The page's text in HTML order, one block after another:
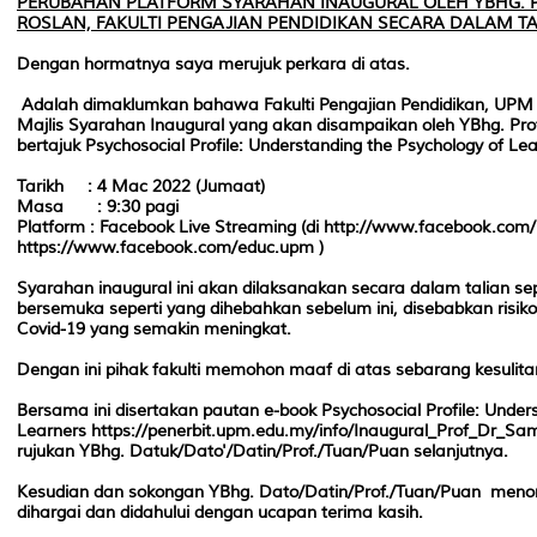
ROSLAN, FAKULTI PENGAJIAN PENDIDIKAN SECARA DALAM
Dengan hormatnya saya merujuk perkara di atas.
Adalah dimaklumkan bahawa Fakulti Pengajian Pendidikan,
Majlis Syarahan Inaugural yang akan disampaikan oleh YBhg.
bertajuk Psychosocial Profile: Understanding the Psychology of
Tarikh : 4 Mac 2022 (Jumaat)
Masa : 9:30 pagi
Platform : Facebook Live Streaming (di http://
https://www.facebook.com/educ.upm )
Syarahan inaugural ini akan dilaksanakan secara dalam talian
bersemuka seperti yang dihebahkan sebelum ini, disebabkan
Covid-19 yang semakin meningkat.
Dengan ini pihak fakulti memohon maaf di atas sebarang
Bersama ini disertakan pautan e-book Psychosocial Profile:
Learners https://penerbit.upm.edu.my/info/
rujukan YBhg. Datuk/Dato'/Datin/Prof./Tuan/Puan selanjutnya.
Kesudian dan sokongan YBhg. Dato/Datin/Prof./Tuan/Puan
dihargai dan didahului dengan ucapan terima kasih.